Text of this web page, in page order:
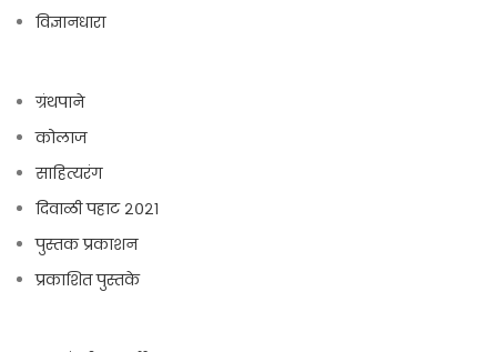
विज्ञानधारा
ग्रंथपाने
कोलाज
साहित्यरंग
दिवाळी पहाट २०२१
पुस्तक प्रकाशन
प्रकाशित पुस्तके